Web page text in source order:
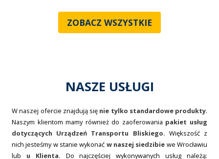
ZOBACZ WSZYSTKIE
NASZE USŁUGI
W naszej ofercie znajdują się nie tylko standardowe produkty.
Naszym klientom mamy również do zaoferowania pakiet usług
dotyczących Urządzeń Transportu Bliskiego. Większość z
nich jesteśmy w stanie wykonać w naszej siedzibie we Wrocławiu
lub u Klienta. Do najczęściej wykonywanych usług należą: